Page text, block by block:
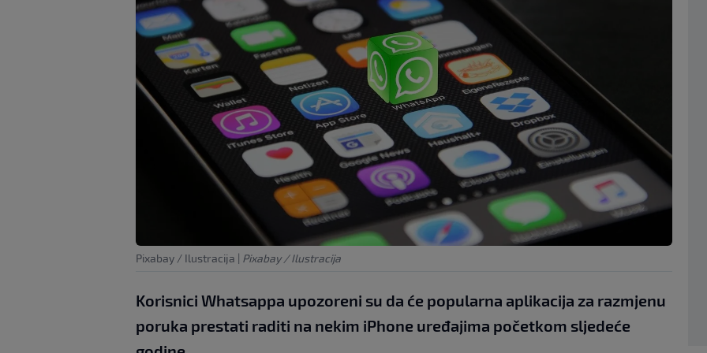
Pixabay / Ilustracija | Pixabay / Ilustracija
Korisnici Whatsappa upozoreni su da će popularna aplikacija za razmjenu
poruka prestati raditi na nekim iPhone uređajima početkom sljedeće